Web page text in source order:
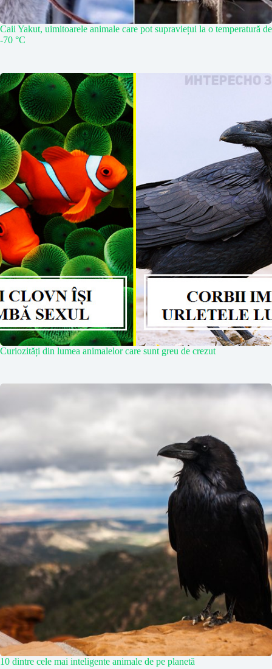
Caii Yakut, uimitoarele animale care pot supraviețui la o temperatură de
-70 °C
Curiozități din lumea animalelor care sunt greu de crezut
10 dintre cele mai inteligente animale de pe planetă